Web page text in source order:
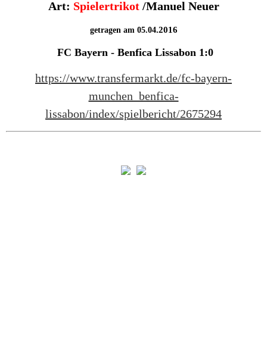
Art: Spielertrikot/Manuel Neuer
getragen am 05.04.2016
FC Bayern - Benfica Lissabon 1:0
https://www.transfermarkt.de/fc-bayern-
munchen_benfica-
lissabon/index/spielbericht/2675294